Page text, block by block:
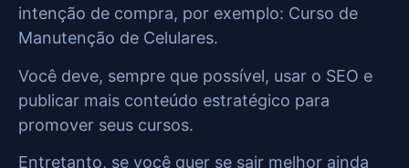
intenção de compra, por exemplo: Curso de
Manutenção de Celulares.
Você deve, sempre que possível, usar o SEO e
publicar mais conteúdo estratégico para
promover seus cursos.
Entretanto, se você quer se sair melhor ainda